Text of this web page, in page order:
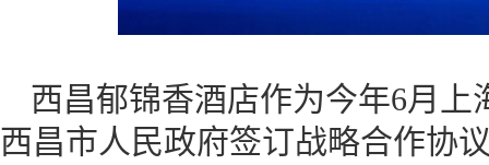
西昌郁锦香酒店作为今年6月
西昌市人民政府签订战略合作协